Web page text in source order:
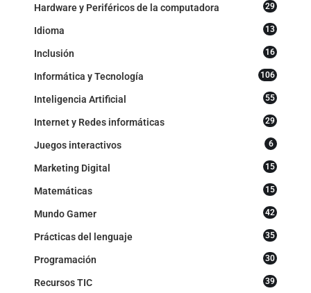
Hardware y Periféricos de la computadora 29
Idioma 13
Inclusión 16
Informática y Tecnología 106
Inteligencia Artificial 55
Internet y Redes informáticas 29
Juegos interactivos 6
Marketing Digital 15
Matemáticas 15
Mundo Gamer 42
Prácticas del lenguaje 35
Programación 30
Recursos TIC 39